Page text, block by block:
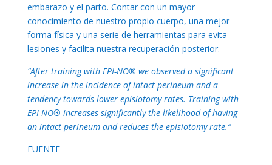
embarazo y el parto. Contar con un mayor
conocimiento de nuestro propio cuerpo, una mejor
forma física y una serie de herramientas para evita
lesiones y facilita nuestra recuperación posterior.
“After training with EPI-NO® we observed a significant
increase in the incidence of intact perineum and a
tendency towards lower episiotomy rates. Training with
EPI-NO® increases significantly the likelihood of having
an intact perineum and reduces the episiotomy rate.”
FUENTE